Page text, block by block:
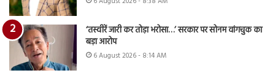
‘तस्वीरें जारी कर तोड़ा भरोसा…’ सरकार पर सोनम वांगचुक का
बड़ा आरोप
6 August 2026 - 8:14 AM